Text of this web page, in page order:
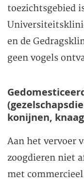
toezichtsgebied
en de
geen vogels
konijnen,
Aan het vervoer
zoogdieren niet
met